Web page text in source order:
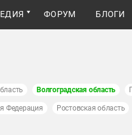
ФОРУМ БЛОГИ
Волгоградская область
Федерация Ростовская область